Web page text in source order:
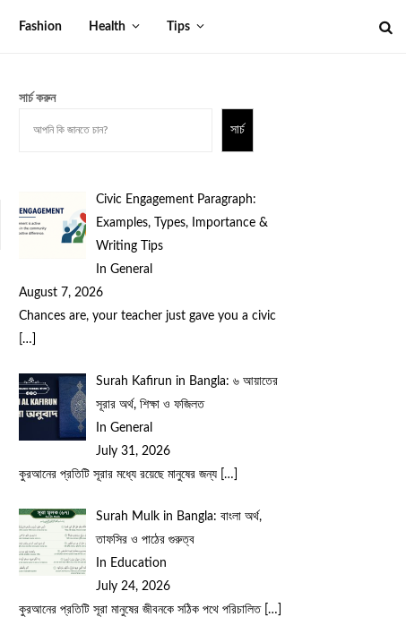
Fashion Health Tips
সার্চ করুন
সার্চ
Civic Engagement Paragraph:
Examples, Types, Importance &
Writing Tips
In General
August 7, 2026
Chances are, your teacher just gave you a civic
[…]
Surah Kafirun in Bangla: ৬ আয়াতের
সূরার অর্থ, শিক্ষা ও ফজিলত
In General
July 31, 2026
কুরআনের প্রতিটি সূরার মধ্যে রয়েছে মানুষের জন্য
[…]
Surah Mulk in Bangla: বাংলা অর্থ,
তাফসির ও পাঠের গুরুত্ব
In Education
July 24, 2026
কুরআনের প্রতিটি সূরা মানুষের জীবনকে সঠিক পথে পরিচালিত […]